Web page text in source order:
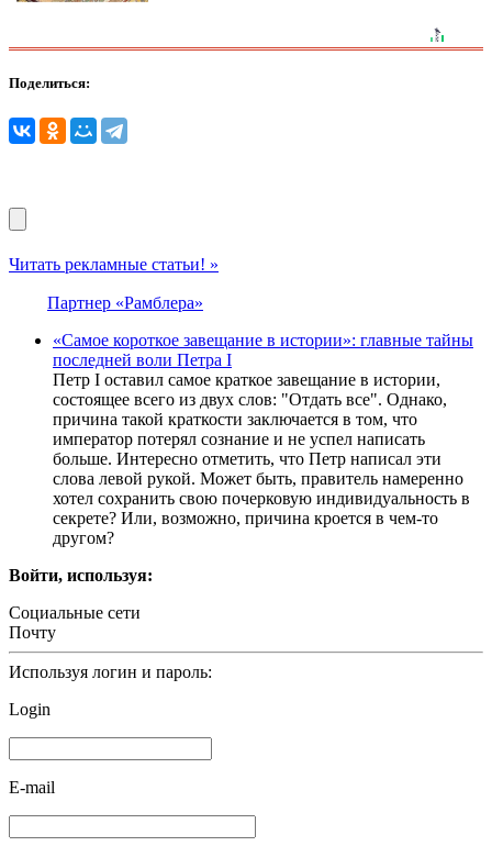
Поделиться:
Читать рекламные статьи! »
Партнер «Рамблера»
«Самое короткое завещание в истории»: главные тайны
последней воли Петра I
Петр I оставил самое краткое завещание в истории,
состоящее всего из двух слов: "Отдать все". Однако,
причина такой краткости заключается в том, что
император потерял сознание и не успел написать
больше. Интересно отметить, что Петр написал эти
слова левой рукой. Может быть, правитель намеренно
хотел сохранить свою почерковую индивидуальность в
секрете? Или, возможно, причина кроется в чем-то
другом?
Войти, используя:
Социальные сети
Почту
Используя логин и пароль:
Login
E-mail